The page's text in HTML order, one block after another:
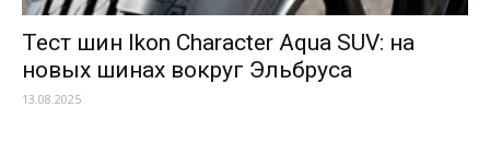
Тест шин Ikon Character Aqua SUV: на
новых шинах вокруг Эльбруса
13.08.2025